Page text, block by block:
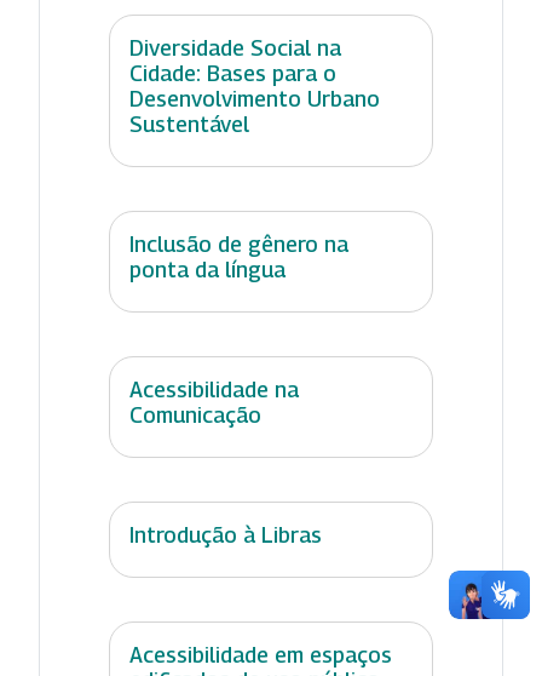
Diversidade Social na
Cidade: Bases para o
Desenvolvimento Urbano
Sustentável
Inclusão de gênero na
ponta da língua
Acessibilidade na
Comunicação
Introdução à Libras
Acessibilidade em espaços